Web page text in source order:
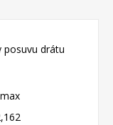
posuvu drátu